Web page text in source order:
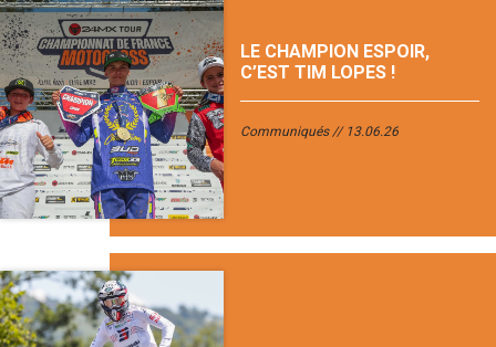
LE CHAMPION ESPOIR,
C’EST TIM LOPES !
Communiqués 13.06.26